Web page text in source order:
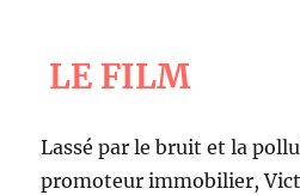
LE FILM
Lassé par le bruit et la
promoteur immobilier,